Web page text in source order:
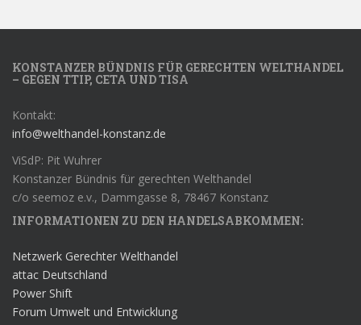
KONSTANZER BÜNDNIS FÜR GERECHTEN WELTHANDEL
– GEGEN TTIP, CETA UND TISA
Kontakt:
info@welthandel-konstanz.de
ViSdP: Pit Wuhrer
Konstanzer Bündnis für gerechten Welthandel
c/o seemoz e.v., Dammgasse 8, 78467 Konstanz
INFORMATIONEN ZU DEN HANDELSABKOMMEN:
Netzwerk Gerechter Welthandel
attac Deutschland
Power Shift
Forum Umwelt und Entwicklung